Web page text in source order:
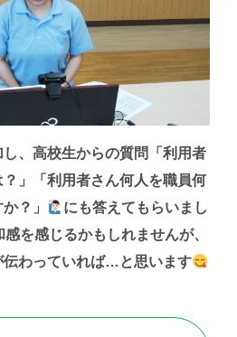
、高校生からの質問「利用者
」「利用者さん何人を職員何
？」
にも答えてもらいまし
を感じるかもしれませんが、
伝わっていれば…と思います